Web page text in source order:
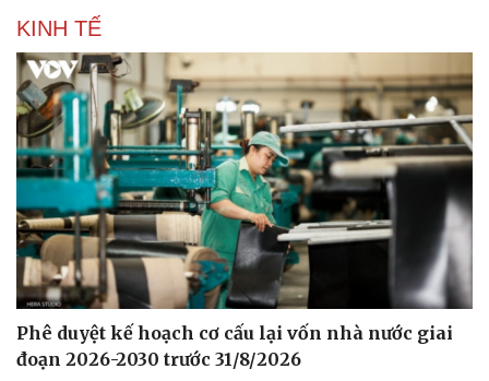
KINH TẾ
Phê duyệt kế hoạch cơ cấu lại vốn nhà nước giai
đoạn 2026-2030 trước 31/8/2026